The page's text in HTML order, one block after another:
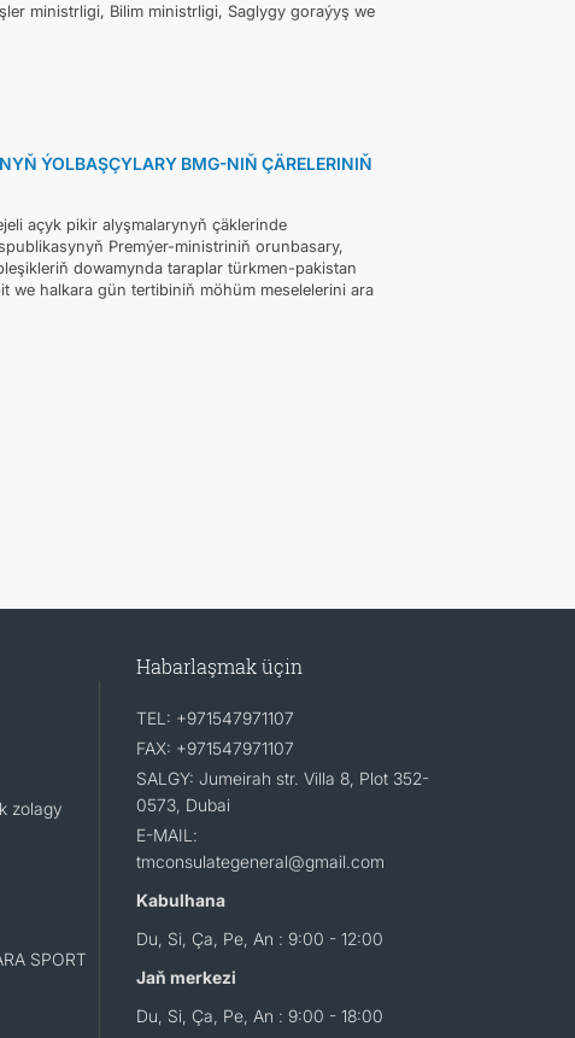
ministrligi, Bilim ministrligi, Saglygy goraýyş we
ÝOLBAŞÇYLARY BMG-NIŇ ÇÄRELERINIŇ
açyk pikir alyşmalarynyň çäklerinde
Premýer-ministriniň orunbasary,
dowamynda taraplar türkmen-pakistan
we halkara gün tertibiniň möhüm meselelerini ara
zolagy
SPORT
Habarlaşmak üçin
TEL: +971547971107
FAX: +971547971107
SALGY: Jumeirah str. Villa 8, Plot 352-
0573, Dubai
E-MAIL:
tmconsulategeneral@gmail.com
Kabulhana
Du, Si, Ça, Pe, An : 9:00 - 12:00
Jaň merkezi
Du, Si, Ça, Pe, An : 9:00 - 18:00